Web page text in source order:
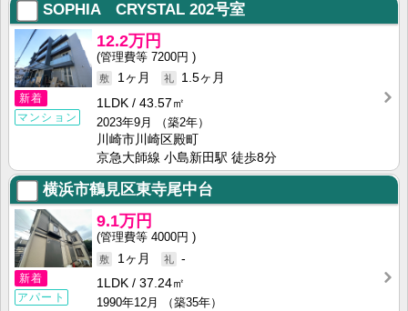
SOPHIA CRYSTAL 202号室
新着
マンション
12.2万円
7200円
1ヶ月
1.5ヶ月
1LDK
43.57㎡
2023年9月
（築2年）
川崎市川崎区殿町
京急大師線 小島新田駅 徒歩8分
横浜市鶴見区東寺尾中台
新着
アパート
9.1万円
4000円
1ヶ月
-
1LDK
37.24㎡
1990年12月
（築35年）